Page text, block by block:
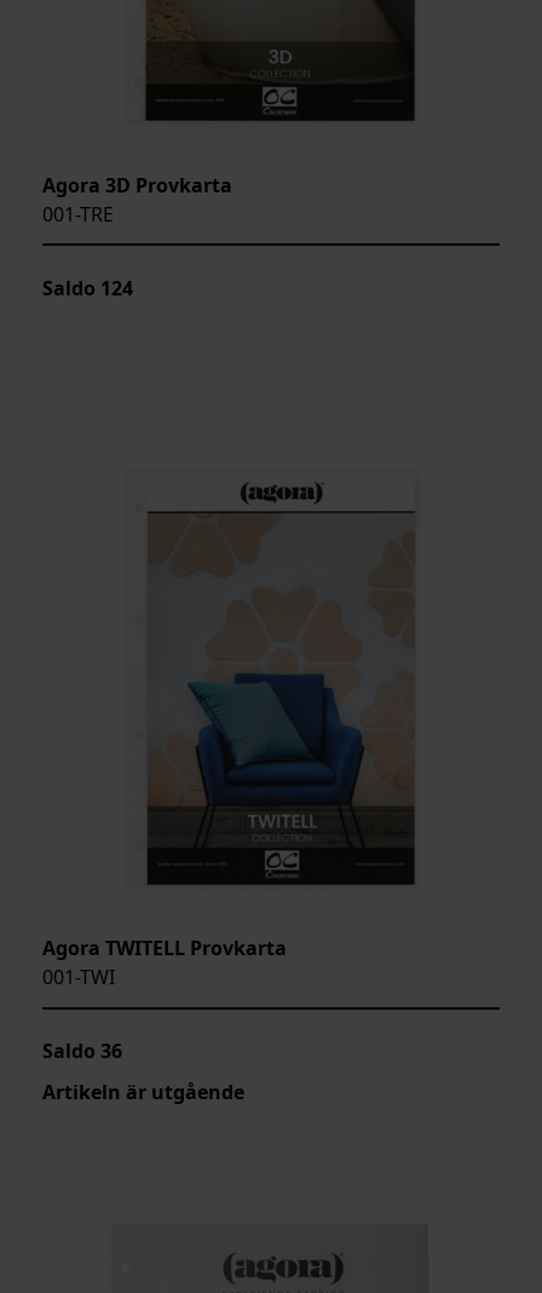
Agora 3D Provkarta
001-TRE
Saldo 124
Agora TWITELL Provkarta
001-TWI
Saldo 36
Artikeln är utgående